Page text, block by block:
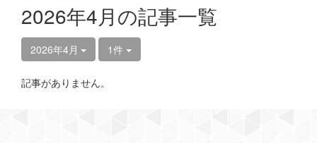
2026年4月の記事一覧
2026年4月 1件
記事がありません。